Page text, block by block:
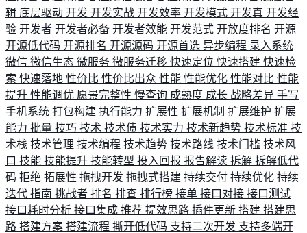
辑 底层驱动 开发 开发实战 开发效率 开发模式 开发真 开发经
验 开发者 开发者必备 开发者效能 开发范式 开放度排名 开源
开源低代码 开源排名 开源源码 开源首选 异步编程 录入系统
微信 微信生态 微服务 微服务迁移 快速定位 快速搭建 快速检
索 快速落地 性价比 性价比出众 性能 性能优化 性能对比 性能
提升 性能调优 愿景完整性 慢查询 成熟度 成长 战略差异 手写
手机系统 打包构建 执行能力 扩展性 扩展机制 扩展维护 扩展
能力 批量 技巧 技术 技术债 技术实力 技术新趋势 技术标准 技
术栈 技术管理 技术编程 技术趋势 技术路线 技术门槛 技术风
口 技能 技能提升 技能转型 投入回报 报告解读 拆解 拆解低代
码 拒绝 拓展性 拖拽开发 拖拽式搭建 持续交付 持续优化 持续
迭代 指南 挑战者 排名 排查 排行榜 接单 接口对接 接口测试
接口耗时分析 接口集成 推荐 提效思路 插件更新 搭建 搭建思
路 搭建方案 搭建流程 撕开低代码 支持二次开发 支持多端开